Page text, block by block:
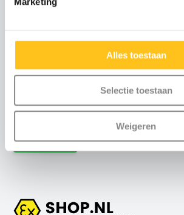
Alles toestaan
Selectie toestaan
Weigeren
Maandag t/m vrijdag:
8:30 uur tot 17:00 uur (telefonisch)
Weekend: via email
Contact
+31 (0)115-700502
info@exshop.nl